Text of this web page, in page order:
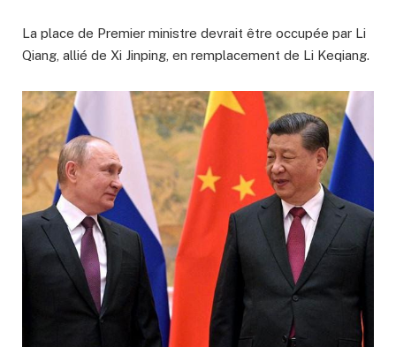
La place de Premier ministre devrait être occupée par Li
Qiang, allié de Xi Jinping, en remplacement de Li Keqiang.